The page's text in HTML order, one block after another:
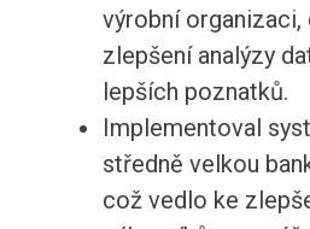
výrobní
zlepšení analýzy
lepších poznatků.
Implementoval
středně velkou
což vedlo ke